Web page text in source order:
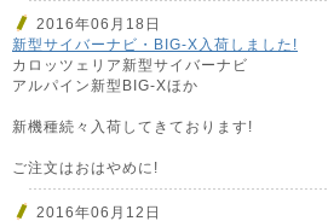
2016年06月18日
新型サイバーナビ・BIG-X入荷しました!
カロッツェリア新型サイバーナビ
アルパイン新型BIG-Xほか
新機種続々入荷してきております!
ご注文はおはやめに!
2016年06月12日